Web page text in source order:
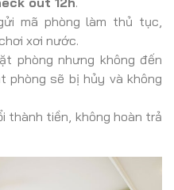
mã phòng làm thủ tục,
xơi nước.
phòng nhưng không đến
phòng sẽ bị hủy và không
thành tiền, không hoàn trả